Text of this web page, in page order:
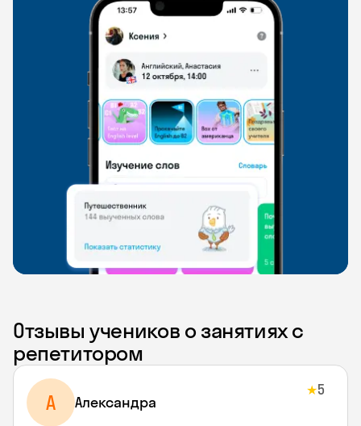
Отзывы учеников о занятиях с
репетитором
A Aлександра
★5